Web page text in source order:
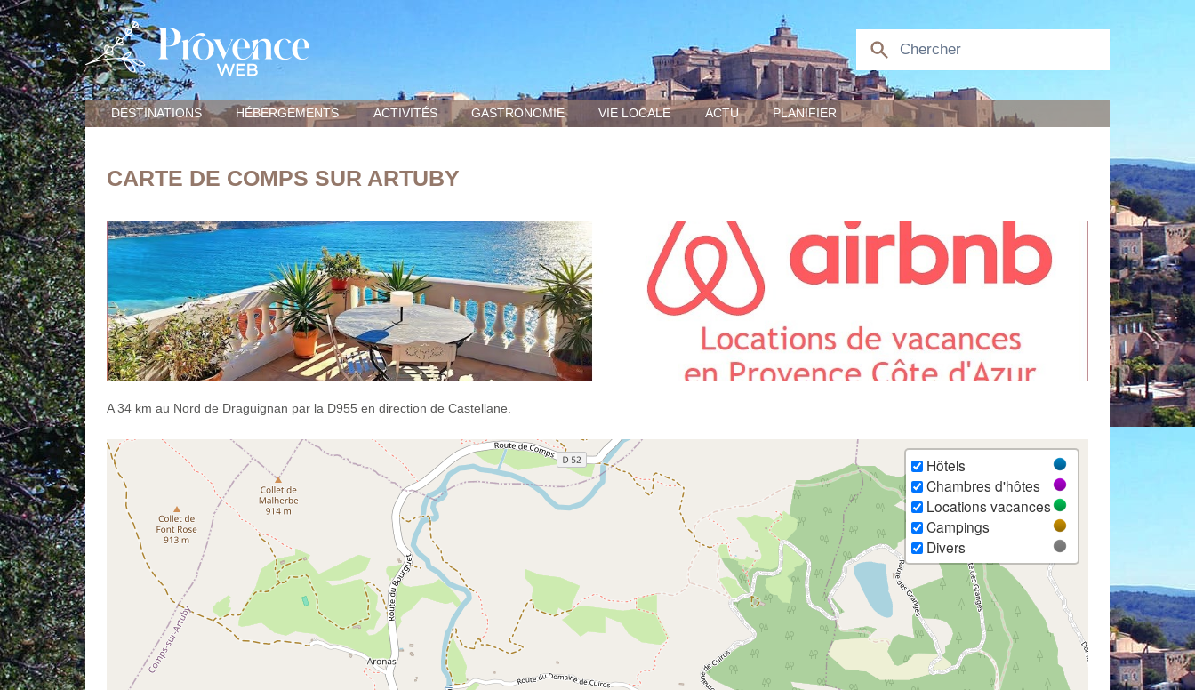
DESTINATIONS HÉBERGEMENTS ACTIVITÉS GASTRONOMIE VIE LOCALE ACTU PLANIFIER
CARTE DE COMPS SUR ARTUBY
A 34 km au Nord de Draguignan par la D955 en direction de Castellane.
Hôtels
Chambres d'hôtes
Locations vacances
Campings
Divers